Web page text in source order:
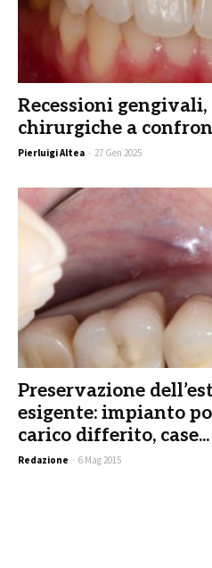
Recessioni
chirurgiche a
Pierluigi Altea - 27 Gen 2025
Preservazione
esigente: impianto
carico differito, case...
Redazione - 6 Mag 2015